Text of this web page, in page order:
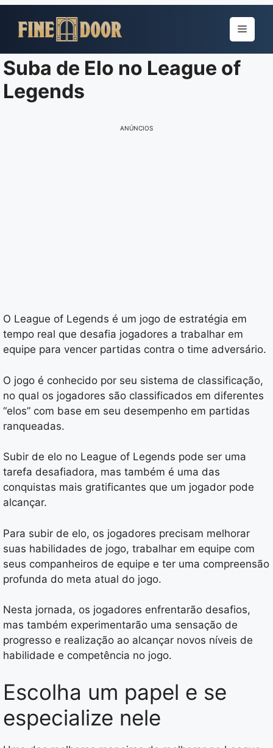
para
conteúdo
Menu
Suba de Elo no League of
Legends
ANÚNCIOS
O League of Legends é um jogo de estratégia em
tempo real que desafia jogadores a trabalhar em
equipe para vencer partidas contra o time adversário.
O jogo é conhecido por seu sistema de classificação,
no qual os jogadores são classificados em diferentes
“elos” com base em seu desempenho em partidas
ranqueadas.
Subir de elo no League of Legends pode ser uma
tarefa desafiadora, mas também é uma das
conquistas mais gratificantes que um jogador pode
alcançar.
Para subir de elo, os jogadores precisam melhorar
suas habilidades de jogo, trabalhar em equipe com
seus companheiros de equipe e ter uma compreensão
profunda do meta atual do jogo.
Nesta jornada, os jogadores enfrentarão desafios,
mas também experimentarão uma sensação de
progresso e realização ao alcançar novos níveis de
habilidade e competência no jogo.
Escolha um papel e se
especialize nele